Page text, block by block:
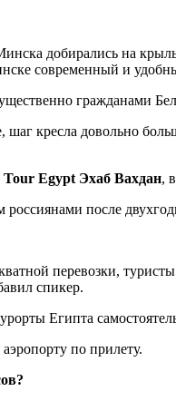
добирались на
современный и
гражданами
кресла довольно
Egypt Эхаб Вахдан,
после
перевозки,
спикер.
Египта
по прилету.